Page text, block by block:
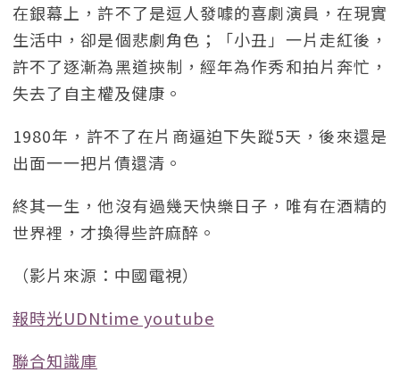
在銀幕上，許不了是逗人發噱的喜劇演員，在現實
生活中，卻是個悲劇角色；「小丑」一片走紅後，
許不了逐漸為黑道挾制，經年為作秀和拍片奔忙，
失去了自主權及健康。
1980年，許不了在片商逼迫下失蹤5天，後來還是
出面一一把片債還清。
終其一生，他沒有過幾天快樂日子，唯有在酒精的
世界裡，才換得些許麻醉。
（影片來源：中國電視）
報時光UDNtime youtube
聯合知識庫